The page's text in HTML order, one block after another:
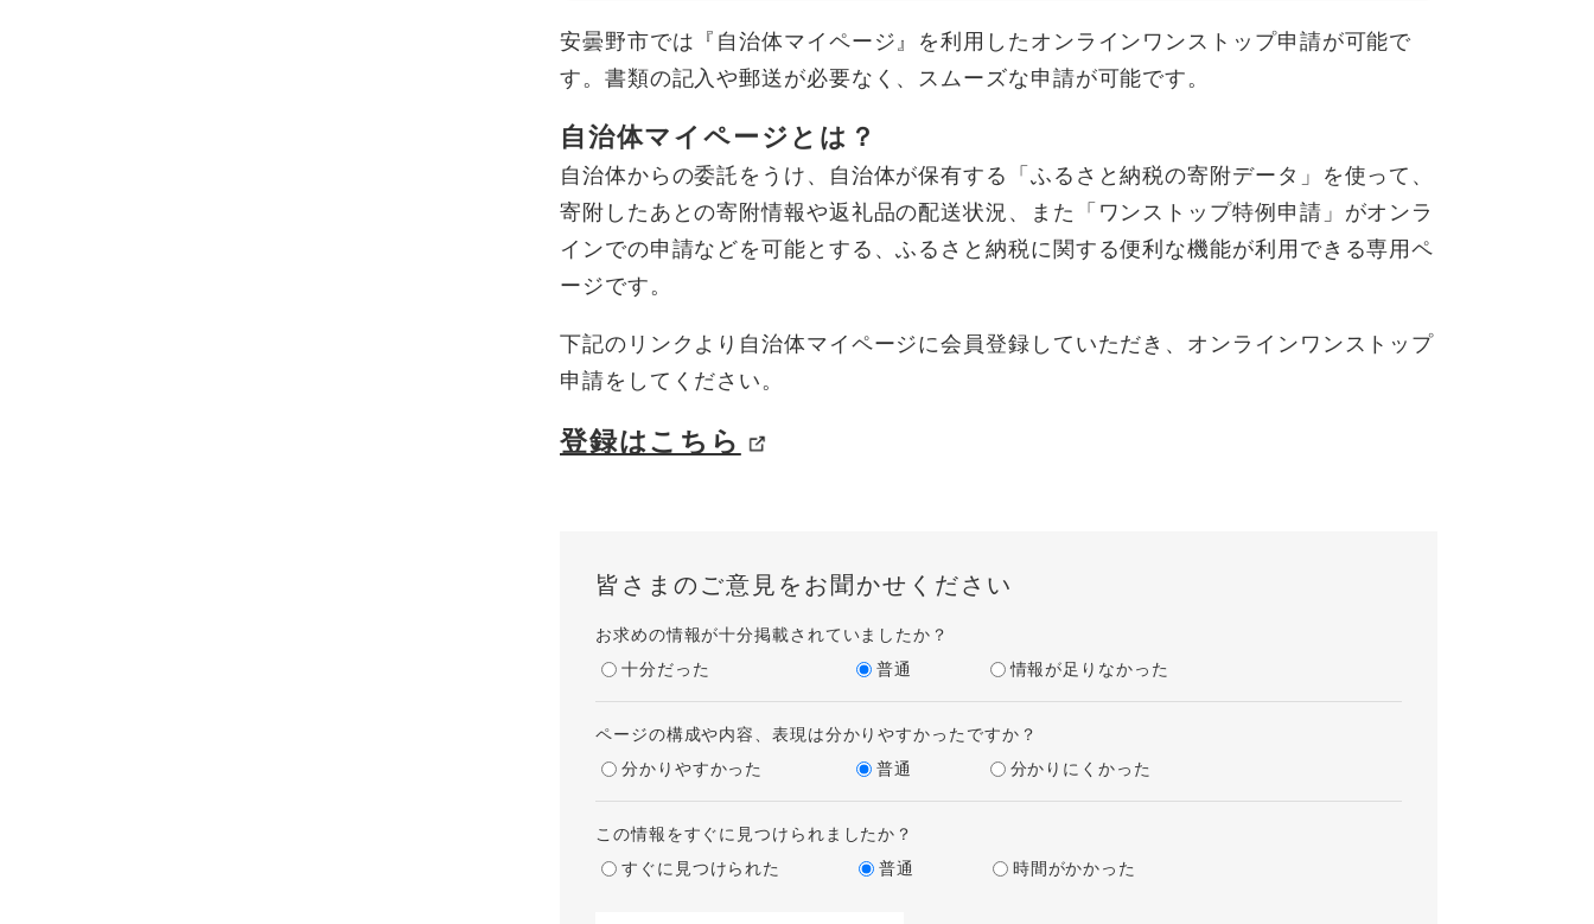
安曇野市では『自治体マイページ』を利用したオンラインワンストップ申請が可能で
す。書類の記入や郵送が必要なく、スムーズな申請が可能です。
自治体マイページとは？
自治体からの委託をうけ、自治体が保有する「ふるさと納税の寄附データ」を使って、
寄附したあとの寄附情報や返礼品の配送状況、また「ワンストップ特例申請」がオンラ
インでの申請などを可能とする、ふるさと納税に関する便利な機能が利用できる専用ペ
ージです。
下記のリンクより自治体マイページに会員登録していただき、オンラインワンストップ
申請をしてください。
登録はこちら
皆さまのご意見をお聞かせください
お求めの情報が十分掲載されていましたか？
十分だった
普通 情報が足りなかった
ページの構成や内容、表現は分かりやすかったですか？
分かりやすかった
普通 分かりにくかった
この情報をすぐに見つけられましたか？
すぐに見つけられた
普通 時間がかかった